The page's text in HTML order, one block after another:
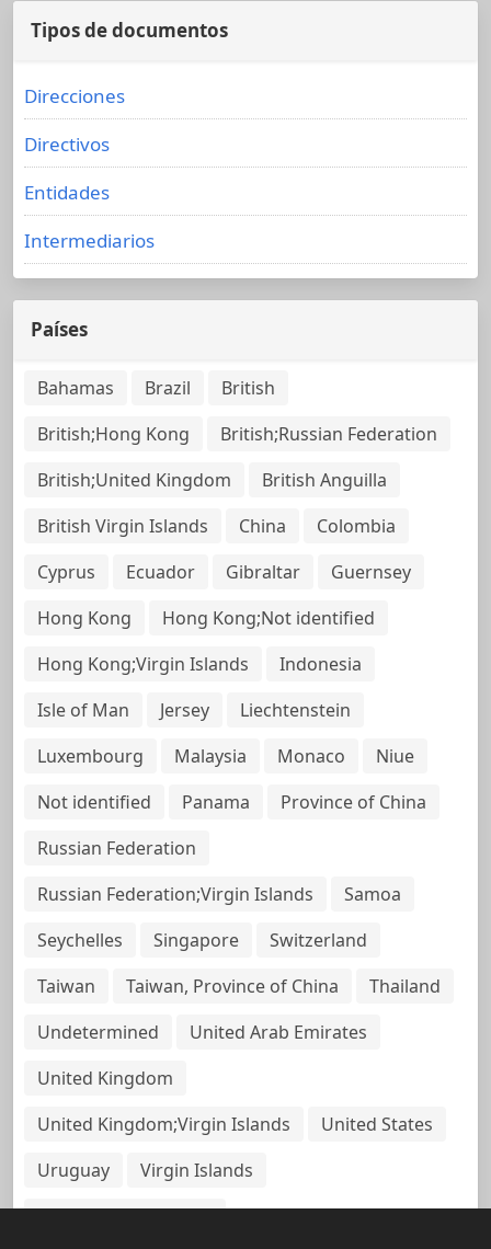
Tipos de documentos
Direcciones
Directivos
Entidades
Intermediarios
Países
Bahamas Brazil
British
British;Hong Kong
British;Russian Federation
British;United Kingdom
British Anguilla
British Virgin Islands
China
Colombia
Cyprus
Ecuador Gibraltar
Guernsey
Hong Kong
Hong Kong;Not identified
Hong Kong;Virgin Islands
Indonesia
Isle of Man
Jersey
Liechtenstein
Luxembourg
Malaysia Monaco
Niue
Not identified
Panama
Province of China
Russian Federation
Russian Federation;Virgin Islands
Samoa
Seychelles
Singapore
Switzerland
Taiwan
Taiwan, Province of China
Thailand
Undetermined
United Arab Emirates
United Kingdom
United Kingdom;Virgin Islands
United States
Uruguay
Virgin Islands
Virgin Islands, British